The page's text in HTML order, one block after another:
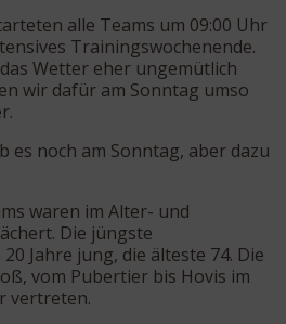
alle Teams um 09:00 Uhr
Trainingswochenende.
Wetter eher ungemütlich
wir dafür am Sonntag umso
es noch am Sonntag, aber dazu
waren im Alter- und
Die jüngste
Jahre jung, die älteste 74. Die
vom Pubertier bis Hovis im
vertreten.